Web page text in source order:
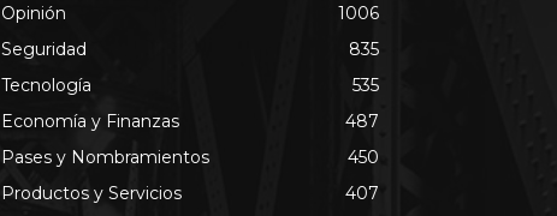
Opinión
1006
Seguridad
835
Tecnología
535
Economía y Finanzas
487
Pases y Nombramientos
450
Productos y Servicios
407